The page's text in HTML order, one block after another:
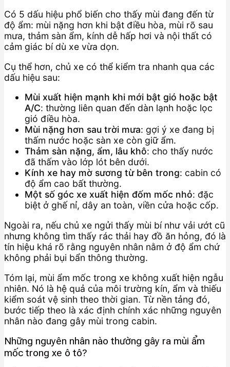
Có 5 dấu hiệu phổ biến cho thấy mùi đang đến từ
độ ẩm: mùi nặng hơn khi bật điều hòa, mùi rõ sau
mưa, thảm sàn ẩm, kính dễ hấp hơi và nội thất có
cảm giác bí dù xe vừa dọn.
Cụ thể hơn, chủ xe có thể kiểm tra nhanh qua các
dấu hiệu sau:
Mùi xuất hiện mạnh khi mới bật gió hoặc bật
A/C: thường liên quan đến dàn lạnh hoặc lọc
gió điều hòa.
Mùi nặng hơn sau trời mưa: gợi ý xe đang bị
thấm nước hoặc sàn xe còn giữ ẩm.
Thảm sàn nặng, ẩm, lâu khô: cho thấy nước
đã thấm vào lớp lót bên dưới.
Kính xe hay mờ sương từ bên trong: cabin có
độ ẩm cao bất thường.
Một số góc xe xuất hiện đốm mốc nhỏ: đặc
biệt ở ghế nỉ, dây an toàn, viền cửa hoặc cốp.
Ngoài ra, nếu chủ xe ngửi thấy mùi bí như vải ướt cũ
nhưng không tìm thấy rác thải hay đồ ăn hỏng, đó là
tín hiệu khá rõ rằng nguyên nhân nằm ở độ ẩm chứ
không phải bụi bẩn thông thường.
Tóm lại, mùi ẩm mốc trong xe không xuất hiện ngẫu
nhiên. Nó là hệ quả của môi trường kín, ẩm và thiếu
kiểm soát vệ sinh theo thời gian. Từ nền tảng đó,
bước tiếp theo là xác định chính xác những nguyên
nhân nào đang gây mùi trong cabin.
Những nguyên nhân nào thường gây ra mùi ẩm
mốc trong xe ô tô?